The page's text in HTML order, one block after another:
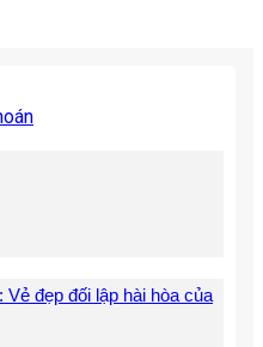
đẹp đối lập hài hòa của